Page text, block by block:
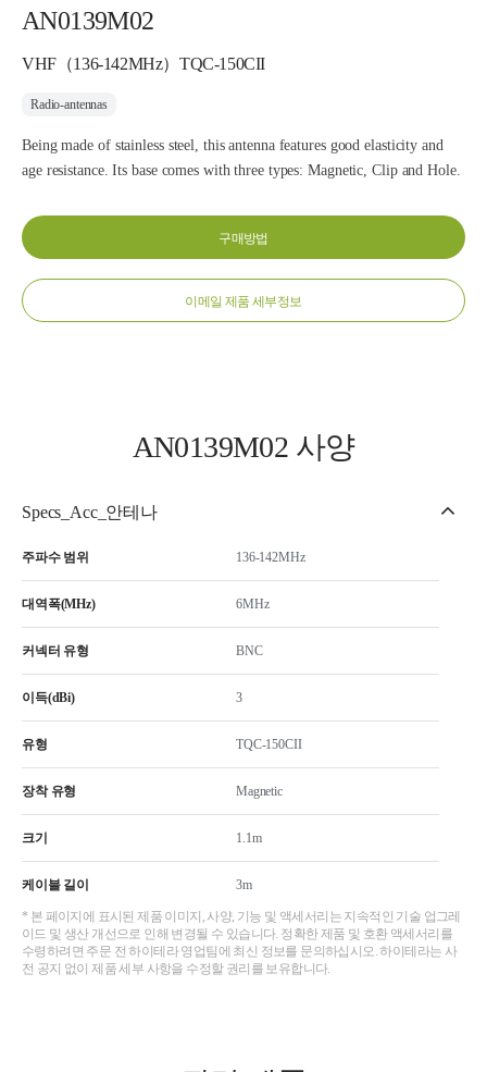
AN0139M02
VHF（136-142MHz）TQC-150CII
Radio-antennas
Being made of stainless steel, this antenna features good elasticity and
age resistance. Its base comes with three types: Magnetic, Clip and Hole.
구매방법
이메일 제품 세부정보
AN0139M02 사양
Specs_Acc_안테나
주파수 범위 136-142MHz
대역폭(MHz) 6MHz
커넥터 유형 BNC
이득(dBi) 3
유형 TQC-150CII
장착 유형 Magnetic
크기 1.1m
케이블 길이 3m
* 본 페이지에 표시된 제품 이미지, 사양, 기능 및 액세서리는 지속적인 기술 업그레
이드 및 생산 개선으로 인해 변경될 수 있습니다. 정확한 제품 및 호환 액세서리를
수령하려면 주문 전 하이테라 영업팀에 최신 정보를 문의하십시오. 하이테라는 사
전 공지 없이 제품 세부 사항을 수정할 권리를 보유합니다.